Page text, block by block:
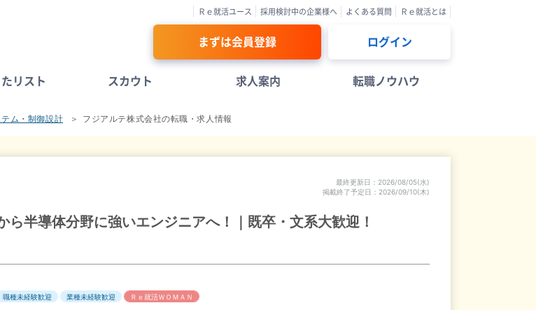
Ｒｅ就活ユース 採用検討中の企業様へ よくある質問 Ｒｅ就活とは
まずは会員登録 ログイン
リスト スカウト 求人案内 転職ノウハウ
ム・制御設計 フジアルテ株式会社の転職・求人情報
最終更新日
2026/08/05(水)
掲載終了予定日
2026/09/10(木)
ら半導体分野に強いエンジニアへ！｜既卒・文系大歓迎！
職種未経験歓迎 業種未経験歓迎 Ｒｅ就活ＷＯＭＡＮ